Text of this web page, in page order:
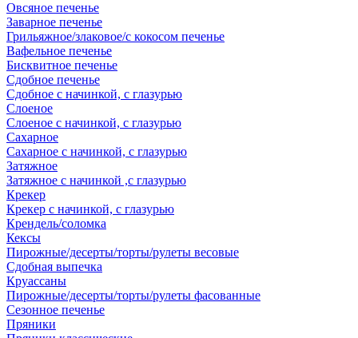
Овсяное печенье
Заварное печенье
Грильяжное/злаковое/с кокосом печенье
Вафельное печенье
Бисквитное печенье
Сдобное печенье
Сдобное с начинкой, с глазурью
Слоеное
Слоеное с начинкой, с глазурью
Сахарное
Сахарное с начинкой, с глазурью
Затяжное
Затяжное с начинкой ,с глазурью
Крекер
Крекер с начинкой, с глазурью
Крендель/соломка
Кексы
Пирожные/десерты/торты/рулеты весовые
Сдобная выпечка
Круассаны
Пирожные/десерты/торты/рулеты фасованные
Сезонное печенье
Пряники